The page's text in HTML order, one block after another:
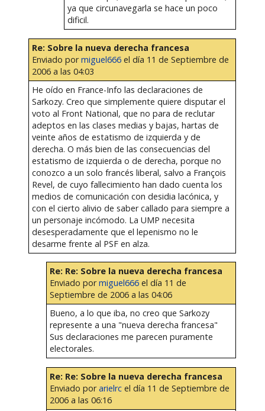
ya que circunavegarla se hace un poco
dificil.
Re: Sobre la nueva derecha francesa
Enviado pormiguel666el día 11 de Septiembre de
2006 a las 04:03
He oído en France-Info las declaraciones de
Sarkozy. Creo que simplemente quiere disputar el
voto al Front National, que no para de reclutar
adeptos en las clases medias y bajas, hartas de
veinte años de estatismo de izquierda y de
derecha. O más bien de las consecuencias del
estatismo de izquierda o de derecha, porque no
conozco a un solo francés liberal, salvo a François
Revel, de cuyo fallecimiento han dado cuenta los
medios de comunicación con desidia lacónica, y
con el cierto alivio de saber callado para siempre a
un personaje incómodo. La UMP necesita
desesperadamente que el lepenismo no le
desarme frente al PSF en alza.
Re: Re: Sobre la nueva derecha francesa
Enviado pormiguel666el día 11 de
Septiembre de 2006 a las 04:06
Bueno, a lo que iba, no creo que Sarkozy
represente a una "nueva derecha francesa"
Sus declaraciones me parecen puramente
electorales.
Re: Re: Sobre la nueva derecha francesa
Enviado porarielrcel día 11 de Septiembre de
2006 a las 06:16